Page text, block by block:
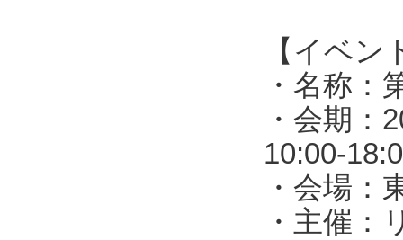
【イベン
・名称：
・会期：
10:00-
・会場：
・主催